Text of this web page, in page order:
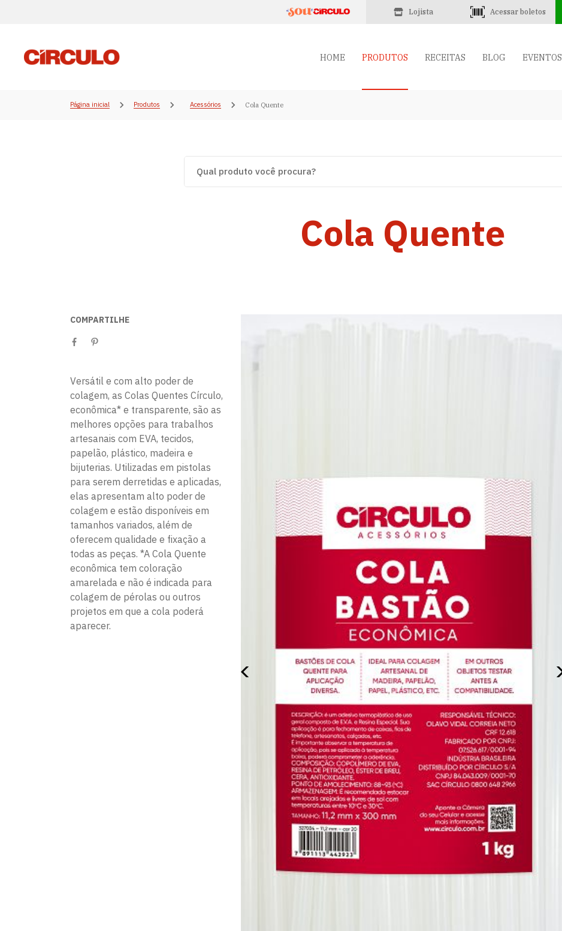
Lojista Acessar boletos
HOME PRODUTOS RECEITAS BLOG EVENTOS
Página inicial Produtos Acessórios Cola Quente
Cola Quente
COMPARTILHE
Versátil e com alto poder de
colagem, as Colas Quentes Círculo,
econômica* e transparente, são as
melhores opções para trabalhos
artesanais com EVA, tecidos,
papelão, plástico, madeira e
bijuterias. Utilizadas em pistolas
para serem derretidas e aplicadas,
elas apresentam alto poder de
colagem e estão disponíveis em
tamanhos variados, além de
oferecem qualidade e fixação a
todas as peças. *A Cola Quente
econômica tem coloração
amarelada e não é indicada para
colagem de pérolas ou outros
projetos em que a cola poderá
aparecer.